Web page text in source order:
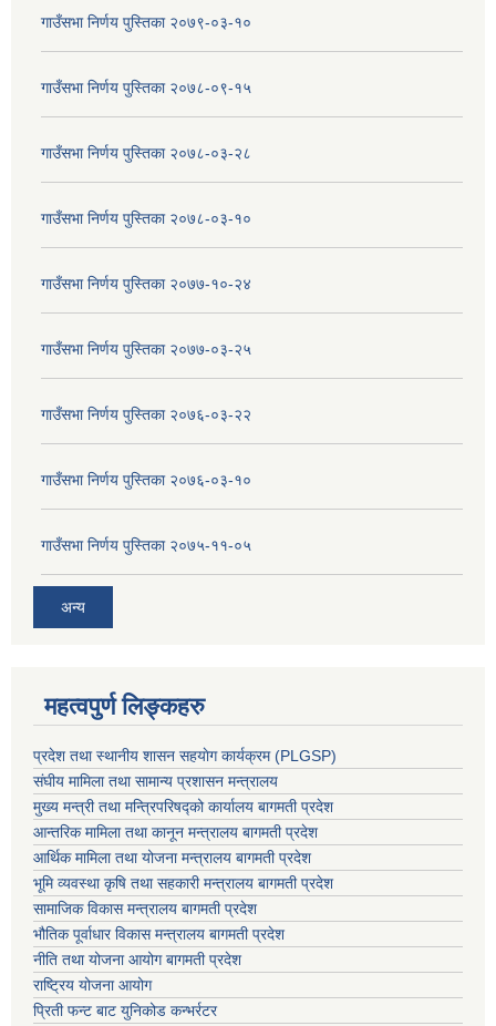
गाउँसभा निर्णय पुस्तिका २०७९-०३-१०
गाउँसभा निर्णय पुस्तिका २०७८-०९-१५
गाउँसभा निर्णय पुस्तिका २०७८-०३-२८
गाउँसभा निर्णय पुस्तिका २०७८-०३-१०
गाउँसभा निर्णय पुस्तिका २०७७-१०-२४
गाउँसभा निर्णय पुस्तिका २०७७-०३-२५
गाउँसभा निर्णय पुस्तिका २०७६-०३-२२
गाउँसभा निर्णय पुस्तिका २०७६-०३-१०
गाउँसभा निर्णय पुस्तिका २०७५-११-०५
अन्य
महत्वपुर्ण लिङ्कहरु
प्रदेश तथा स्थानीय शासन सहयाेग कार्यक्रम (PLGSP)
संघीय मामिला तथा सामान्य प्रशासन मन्त्रालय
मुख्य मन्त्री तथा मन्त्रिपरिषद्को कार्यालय बागमती प्रदेश
आन्तरिक मामिला तथा कानून मन्त्रालय बागमती प्रदेश
आर्थिक मामिला तथा योजना मन्त्रालय बागमती प्रदेश
भूमि व्यवस्था कृषि तथा सहकारी मन्त्रालय बागमती प्रदेश
सामाजिक विकास मन्त्रालय बागमती प्रदेश
भौतिक पूर्वाधार विकास मन्त्रालय बागमती प्रदेश
नीति तथा योजना आयोग बागमती प्रदेश
राष्ट्रिय योजना आयोग
प्रिती फन्ट बाट युनिकोड कन्भर्रटर